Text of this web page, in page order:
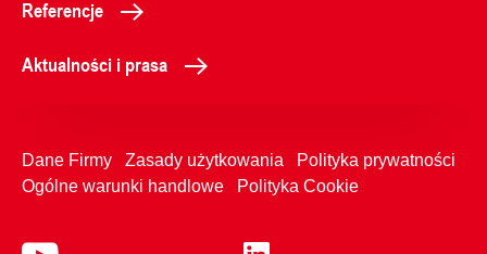
Referencje
Aktualności i prasa
Dane Firmy Zasady użytkowania
Polityka prywatności
Ogólne warunki handlowe
Polityka Cookie